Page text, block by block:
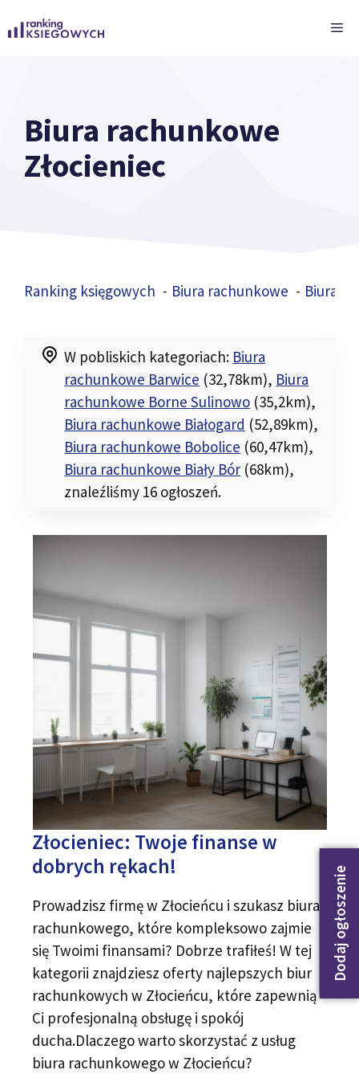
do
Biura rachunkowe
Złocieniec
Ranking księgowych Biura rachunkowe Biura
Dodaj ogłoszenie
W pobliskich kategoriach: Biura
rachunkowe Barwice (32,78km), Biura
rachunkowe Borne Sulinowo (35,2km),
Biura rachunkowe Białogard (52,89km),
Biura rachunkowe Bobolice (60,47km),
Biura rachunkowe Biały Bór (68km),
znaleźliśmy 16 ogłoszeń.
Złocieniec: Twoje finanse w
dobrych rękach!
Prowadzisz firmę w Złocieńcu i szukasz biura
rachunkowego, które kompleksowo zajmie
się Twoimi finansami? Dobrze trafiłeś! W tej
kategorii znajdziesz oferty najlepszych biur
rachunkowych w Złocieńcu, które zapewnią
Ci profesjonalną obsługę i spokój
ducha.Dlaczego warto skorzystać z usług
biura rachunkowego w Złocieńcu?